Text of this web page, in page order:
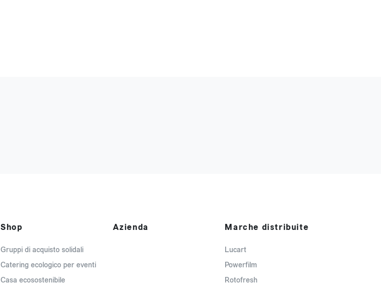
Shop
Gruppi di acquisto solidali
Catering ecologico per eventi
Casa ecosostenibile
Azienda Marche distribuite
Lucart
Powerfilm
Rotofresh